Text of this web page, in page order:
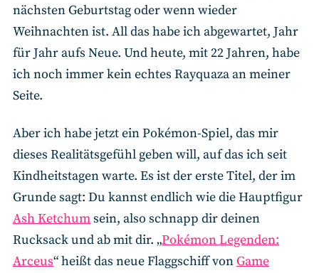
nächsten Geburtstag oder wenn wieder
Weihnachten ist. All das habe ich abgewartet, Jahr
für Jahr aufs Neue. Und heute, mit 22 Jahren, habe
ich noch immer kein echtes Rayquaza an meiner
Seite.
Aber ich habe jetzt ein Pokémon-Spiel, das mir
dieses Realitätsgefühl geben will, auf das ich seit
Kindheitstagen warte. Es ist der erste Titel, der im
Grunde sagt: Du kannst endlich wie die Hauptfigur
Ash Ketchumsein, also schnapp dir deinen
Rucksack und ab mit dir. „Pokémon Legenden:
Arceus“ heißt das neue Flaggschiff von Game